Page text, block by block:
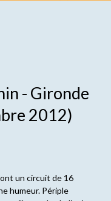
- Gironde
2012)
un circuit de 16
humeur. Périple